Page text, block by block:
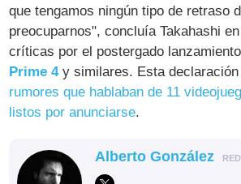
que tengamos ningún tipo de retraso
preocuparnos", concluía Takahashi
críticas por el postergado
Prime 4y similares. Esta
rumores que hablaban de 11
listos por anunciarse.
Alberto González